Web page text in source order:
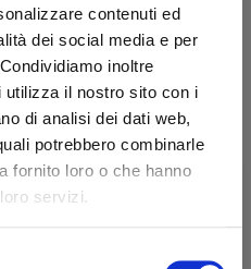
contenuti ed
dei social media e per
inoltre
utilizza il nostro sito con i
di analisi dei dati web,
potrebbero combinarle
fornito loro o che hanno
servizi.
IVA inclusa
132,79 € IVA esclusa
CARRELLO